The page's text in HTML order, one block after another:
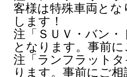
客様は特殊車両と
します！
注「ＳＵＶ・バン
となります。事前
注「ランフラット
ります。事前にご